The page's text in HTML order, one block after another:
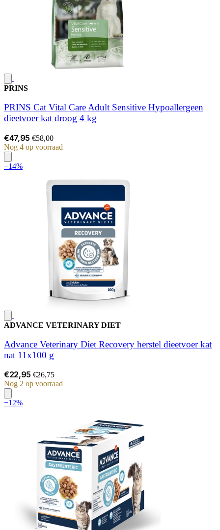
PRINS
PRINS Cat Vital Care Adult Sensitive Hypoallergeen
dieetvoer kat droog 4 kg
€47,95 €58,00
Nog 4 op voorraad
−14%
ADVANCE VETERINARY DIET
Advance Veterinary Diet Recovery herstel dieetvoer kat
nat 11x100 g
€22,95 €26,75
Nog 2 op voorraad
−12%